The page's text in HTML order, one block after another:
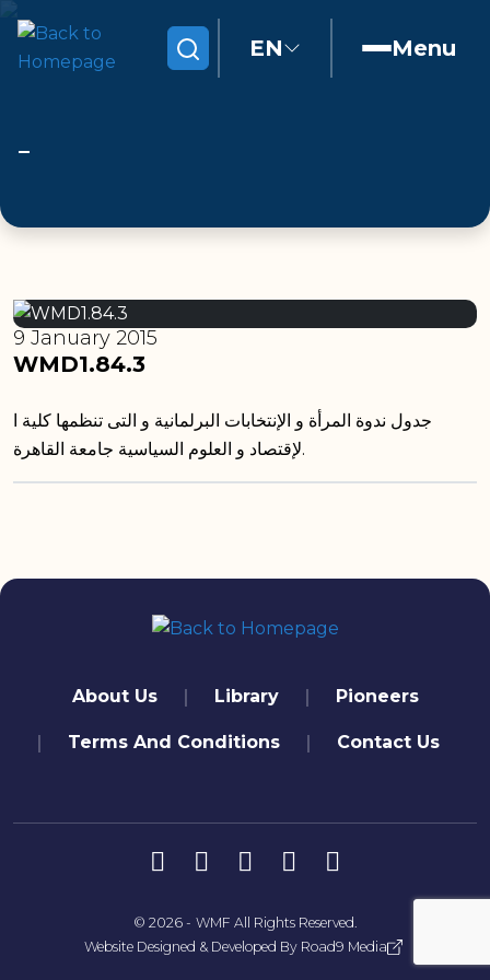
Search EN Menu
WMD1.84.3
9 January 2015
جدول ندوة المرأة و الإنتخابات البرلمانية و التى تنظمها كلية ا
لإقتصاد و العلوم السياسية جامعة القاهرة.
quick links
About Us Library Pioneers
Terms And Conditions Contact Us
تابعنا
© 2026 - WMF All Rights Reserved.
Website Designed & Developed By Road9 Media